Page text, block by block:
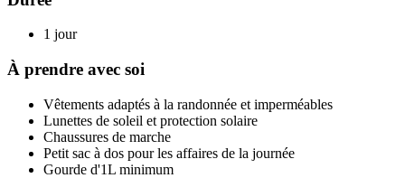
1 jour
À prendre avec soi
Vêtements adaptés à la randonnée et imperméables
Lunettes de soleil et protection solaire
Chaussures de marche
Petit sac à dos pour les affaires de la journée
Gourde d'1L minimum